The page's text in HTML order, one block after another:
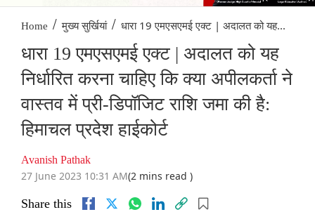
Home / मुख्य सुर्खियां / धारा 19 एमएसएमई एक्ट | अदालत को यह...
धारा 19 एमएसएमई एक्ट | अदालत को यह
निर्धारित करना चाहिए कि क्या अपीलकर्ता ने
वास्तव में प्री-‌डिपॉजिट रा‌शि जमा की है:
हिमाचल प्रदेश हाईकोर्ट
Avanish Pathak
27 June 2023 10:31 AM(2 mins read )
Share this